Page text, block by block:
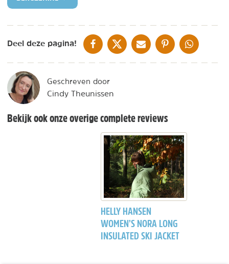
Deel deze pagina! DELEN OP FACEBOOK
DELEN OP XDELEN VIA DE MAIL
DELEN OP PINTEREST
DELEN OP
Geschreven door
Cindy Theunissen
Bekijk ook onze overige complete reviews
HELLY HANSEN
WOMEN’S NORA LONG
INSULATED SKI JACKET